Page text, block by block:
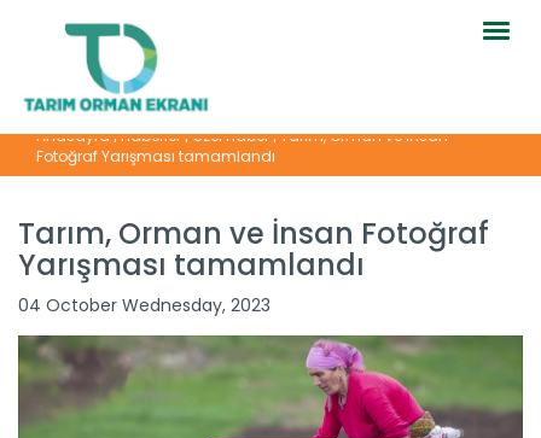
Anasayfa|Haberler|Özel Haber|Tarım, Orman ve İnsan
Fotoğraf Yarışması tamamlandı
Tarım, Orman ve İnsan Fotoğraf
Yarışması tamamlandı
04 October Wednesday, 2023